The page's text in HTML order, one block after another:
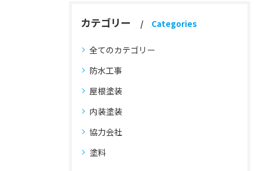
カテゴリー Categories
全てのカテゴリー
防水工事
屋根塗装
内装塗装
協力会社
塗料